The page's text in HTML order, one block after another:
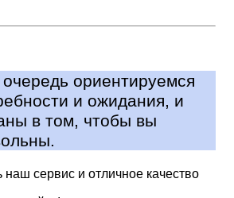
ориентируемся
и ожидания, и
в том, чтобы вы
наш сервис и отличное качество